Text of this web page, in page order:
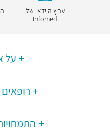
ערוץ הוידאו של
Infomed
על